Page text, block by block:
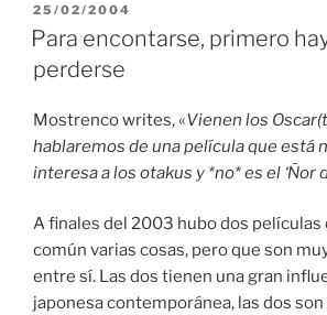
PUBLICADO
EL
25/02/2004
Para encontarse, primero
perderse
Mostrenco writes, «Vienen los
hablaremos de una película que está
interesa a los otakus y *no* es el ‘Ñor
A finales del 2003 hubo dos películas
común varias cosas, pero que son
entre sí. Las dos tienen una gran
japonesa contemporánea, las dos